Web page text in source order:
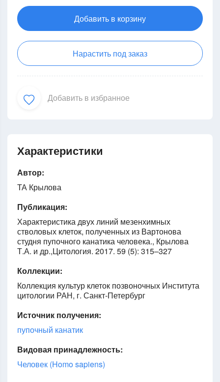
Добавить в корзину
Нарастить под заказ
Добавить в избранное
Характеристики
Автор:
ТА Крылова
Публикация:
Характеристика двух линий мезенхимных
стволовых клеток, полученных из Вартонова
студня пупочного канатика человека., Крылова
Т.А. и др.,Цитология. 2017. 59 (5): 315–327
Коллекции:
Коллекция культур клеток позвоночных Института
цитологии РАН, г. Санкт-Петербург
Источник получения:
пупочный канатик
Видовая принадлежность:
Человек (Homo sapiens)